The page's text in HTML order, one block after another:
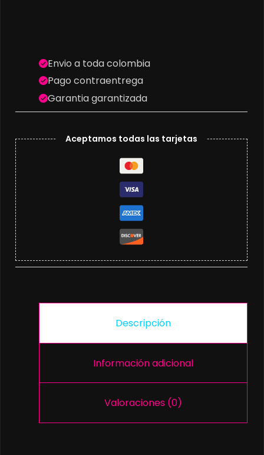
Envio a toda colombia
Pago contraentrega
Garantia garantizada
Aceptamos todas las tarjetas
Descripción
Información adicional
Valoraciones (0)